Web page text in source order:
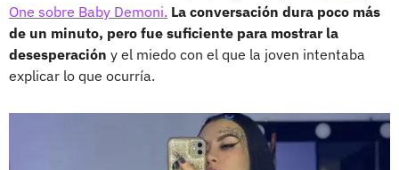
One sobre Baby Demoni. La conversación dura poco más
de un minuto, pero fue suficiente para mostrar la
desesperación y el miedo con el que la joven intentaba
explicar lo que ocurría.